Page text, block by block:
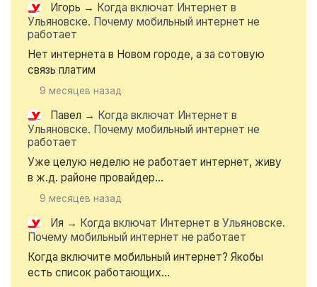
Игорь → Когда включат Интернет в
Ульяновске. Почему мобильный интернет не
работает
Нет интернета в Новом городе, а за сотовую
связь платим
9 месяцев назад
Павел → Когда включат Интернет в
Ульяновске. Почему мобильный интернет не
работает
Уже целую неделю не работает интернет, живу
в ж.д. районе провайдер...
9 месяцев назад
Ия → Когда включат Интернет в Ульяновске.
Почему мобильный интернет не работает
Когда включите мобильный интернет? Якобы
есть список работающих...